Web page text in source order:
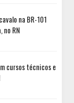
na BR-101
RN
cursos técnicos e